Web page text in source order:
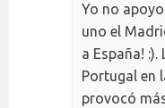
Yo no
uno el
a España!
Portugal en
provocó